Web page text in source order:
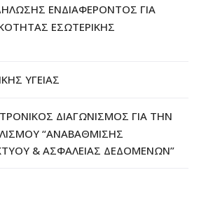
ΕΝΔΙΑΦΕΡΟΝΤΟΣ ΓΙΑ
ΕΣΩΤΕΡΙΚΗΣ
ΥΓΕΙΑΣ
ΔΙΑΓΩΝΙΣΜΟΣ ΓΙΑ ΤΗΝ
“ΑΝΑΒΑΘΜΙΣΗΣ
& ΑΣΦΑΛΕΙΑΣ ΔΕΔΟΜΕΝΩΝ”